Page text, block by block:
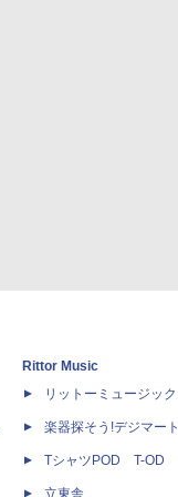
Rittor Music
リットーミュージック
楽器探そう!デジマート
TシャツPOD T-OD
立東舎